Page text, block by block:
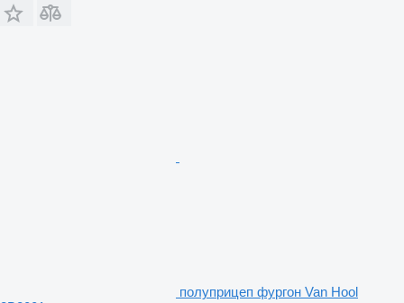
полуприцеп фургон Van Hool